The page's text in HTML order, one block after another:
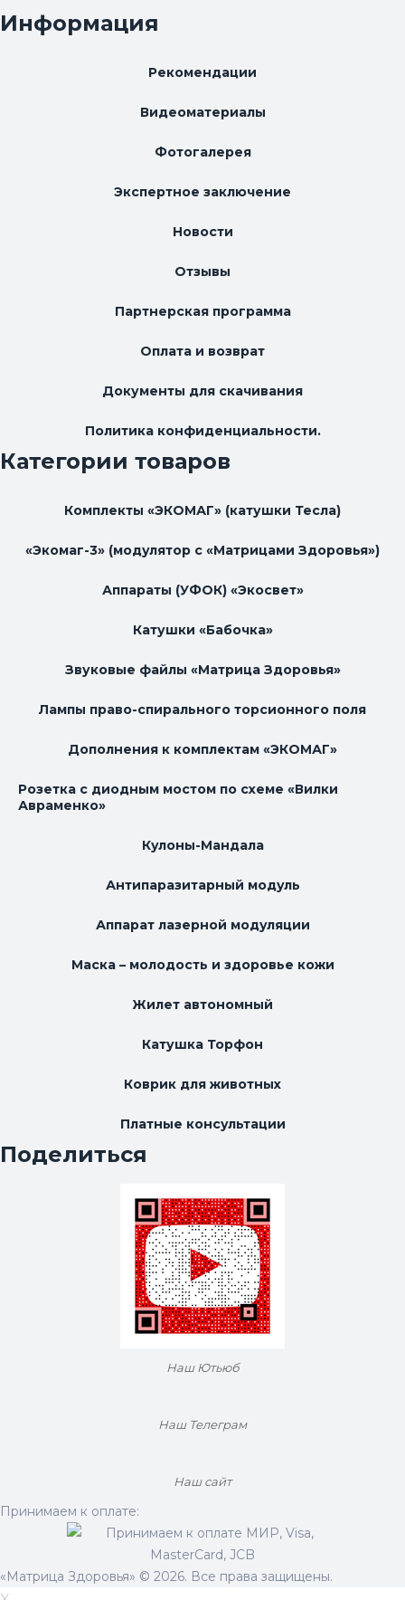
Информация
Рекомендации
Видеоматериалы
Фотогалерея
Экспертное заключение
Новости
Отзывы
Партнерская программа
Оплата и возврат
Документы для скачивания
Политика конфиденциальности.
Категории товаров
Комплекты «ЭКОМАГ» (катушки Тесла)
«Экомаг-3» (модулятор с «Матрицами Здоровья»)
Аппараты (УФОК) «Экосвет»
Катушки «Бабочка»
Звуковые файлы «Матрица Здоровья»
Лампы право-спирального торсионного поля
Дополнения к комплектам «ЭКОМАГ»
Розетка с диодным мостом по схеме «Вилки
Авраменко»
Кулоны-Мандала
Антипаразитарный модуль
Аппарат лазерной модуляции
Маска – молодость и здоровье кожи
Жилет автономный
Катушка Торфон
Коврик для животных
Платные консультации
Поделиться
Наш Ютьюб
Наш Телеграм
Наш сайт
Принимаем к оплате:
«Матрица Здоровья» © 2026. Все права защищены.